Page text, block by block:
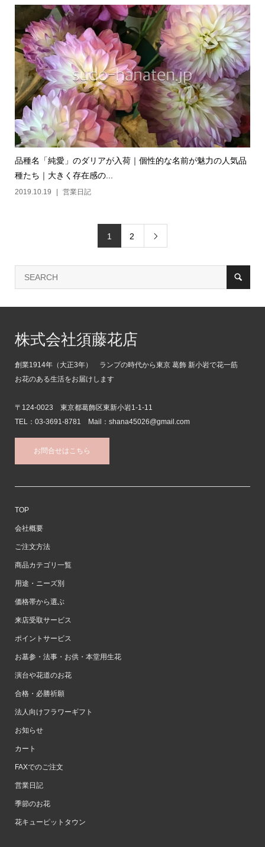
品種名「純愛」のダリアが入荷｜個性的な名前が魅力の人気品
種たち｜大きく存在感の...
2019.10.19 営業日記
1 2 
株式会社須藤花店
創業1914年（大正3年） ランプの時代から東京 葛飾 新小岩で花一筋
お花のある生活をお届けします
〒124-0023 東京都葛飾区東新小岩1-1-11
TEL：03-3691-8781 Mail：shana45026@gmail.com
お問合せはこちら
TOP
会社概要
ご注文方法
商品カテゴリ一覧
用途・ニーズ別
価格帯から選ぶ
来店受取サービス
ポイントサービス
お墓参・法事・お供・本堂用生花
演台や花道のお花
合格・必勝祈願
法人向けフラワーギフト
お知らせ
カート
FAXでのご注文
営業日記
季節のお花
花キューピットタウン